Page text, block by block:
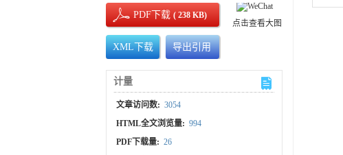
PDF下载( 238 KB)
XML下载 导出引用
点击查看大图
计量
文章访问数: 3054
HTML全文浏览量: 994
PDF下载量: 26